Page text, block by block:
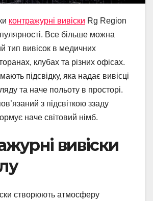
контражурні вивіски Rg Region
Все більше можна
тип вивісок в медичних
клубах та різних офісах.
підсвідку, яка надає вивісці
та наче польоту в просторі.
з підсвіткою ззаду
наче світовий німб.
вивіски
створюють атмосферу